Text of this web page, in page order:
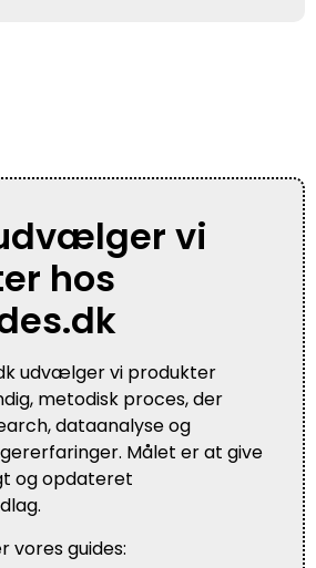
vi
hos
udvælger vi produkter
metodisk proces, der
dataanalyse og
Målet er at give
og opdateret
vores guides: